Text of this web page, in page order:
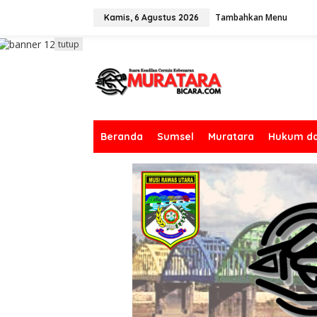
a
Kamis, 6 Agustus 2026 Tambahkan Menu
Beranda Sumsel Muratara Hukum
tutup